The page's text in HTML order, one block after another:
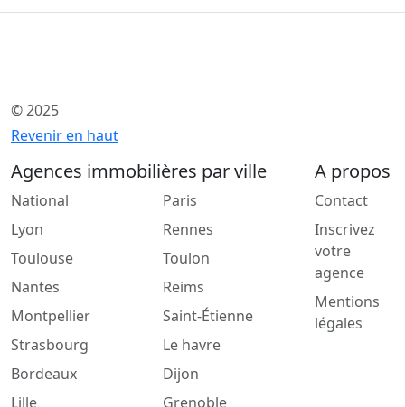
© 2025
Revenir en haut
Agences immobilières par ville
National
Lyon
Toulouse
Nantes
Montpellier
Strasbourg
Bordeaux
Lille
Paris
Rennes
Toulon
Reims
Saint-Étienne
Le havre
Dijon
Grenoble
A propos
Contact
Inscrivez
votre
agence
Mentions
légales